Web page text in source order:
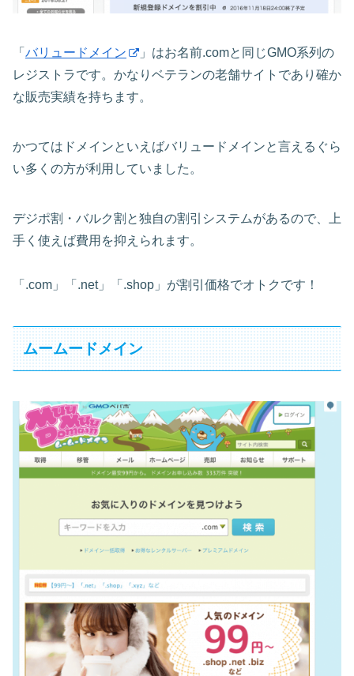
「 バリュードメイン
」はお名前.comと同じGMO系列の
レジストラです。かなりベテランの老舗サイトであり確か
な販売実績を持ちます。
かつてはドメインといえばバリュードメインと言えるぐら
い多くの方が利用していました。
デジポ割・バルク割と独自の割引システムがあるので、上
手く使えば費用を抑えられます。
「.com」「.net」「.shop」が割引価格でオトクです！
ムームードメイン